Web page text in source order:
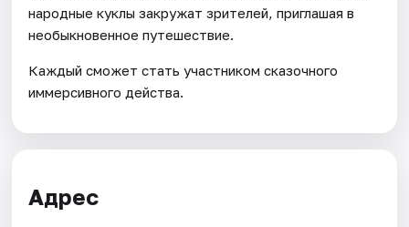
народные куклы закружат зрителей, приглашая в
необыкновенное путешествие.
Каждый сможет стать участником сказочного
иммерсивного действа.
Адрес